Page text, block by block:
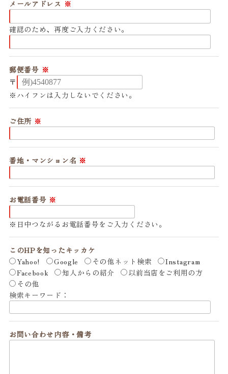
メールアドレス
確認のため、再度ご入力ください。
郵便番号
〒
ハイフンは入力しないでください。
ご住所
番地・マンション名
お電話番号
日中つながるお電話番号をご入力ください。
このHPを知ったキッカケ
Yahoo!
Google その他ネット検索
Instagram
Facebook
知人からの紹介
以前当店をご利用の方
その他
検索キーワード：
お問い合わせ内容・備考